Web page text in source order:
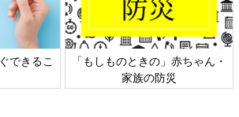
リーフレッ
六星占術 細木かおりさんの人生
相談